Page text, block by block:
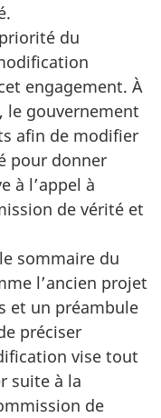
du
engagement. À
le gouvernement
afin de modifier
pour donner
à l’appel à
de vérité et
sommaire du
l’ancien projet
et un préambule
préciser
vise tout
suite à la
de